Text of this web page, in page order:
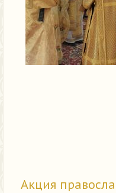
Акция